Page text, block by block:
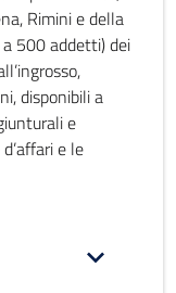
Rimini e della
500 addetti) dei
disponibili a
e
e le